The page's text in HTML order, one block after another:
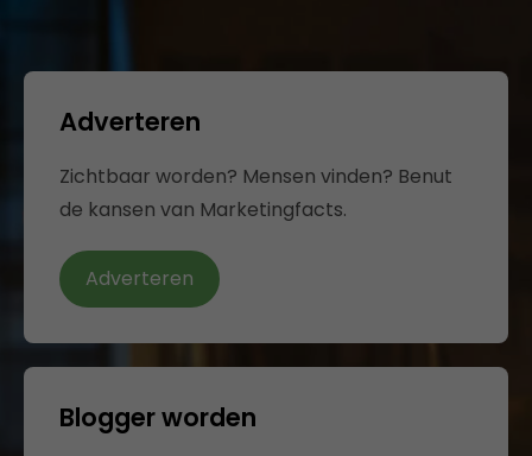
Adverteren
Zichtbaar worden? Mensen vinden? Benut
de kansen van Marketingfacts.
Adverteren
Blogger worden